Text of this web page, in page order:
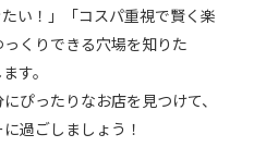
い！」「コスパ重視で賢く楽
くりできる穴場を知りた
す。
ぴったりなお店を見つけて、
過ごしましょう！